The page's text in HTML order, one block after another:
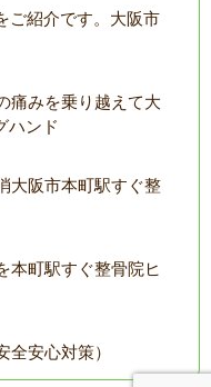
ご紹介です。大阪市
痛みを乗り越えて大
ハンド
大阪市本町駅すぐ整
本町駅すぐ整骨院ヒ
全安心対策）